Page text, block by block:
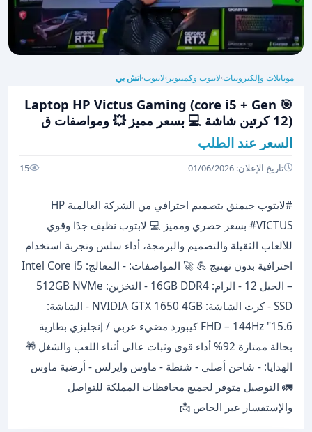
موبايلات وإلكترونيات›لابتوب وكمبيوتر ›لابتوب›اتش بي
🎯 Laptop HP Victus Gaming (core i5 + Gen
12) كرتين شاشة 💻 بسعر مميز 💥 ومواصفات ق
السعر عند الطلب
تاريخ الإعلان: 01/06/2026 15
#لابتوب جيمنق بتصميم احترافي من الشركة العالمية HP
VICTUS# بسعر حصري ومميز 💻 لابتوب نظيف جدًا وقوي
للألعاب الثقيلة والتصميم والبرمجة، أداء سلس وتجربة استخدام
احترافية بدون تهنيج 💪 🚀 المواصفات: - المعالج: Intel Core i5
– الجيل 12 - الرام: 16GB DDR4 - التخزين: 512GB NVMe
SSD - كرت الشاشة: NVIDIA GTX 1650 4GB - الشاشة:
15.6" FHD – 144Hz كيبورد مضيء عربي / إنجليزي بطارية
بحالة ممتازة 92% أداء قوي وثبات عالي أثناء اللعب والشغل 🎁
الهدايا: - شاحن أصلي - شنطة - ماوس وايرلس - أرضية ماوس
🚛 التوصيل متوفر لجميع محافظات المملكة للتواصل
والإستفسار عبر الخاص 📩